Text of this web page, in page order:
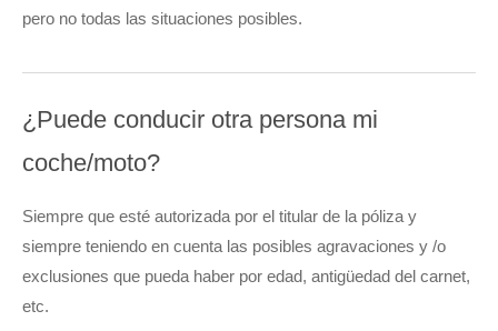
pero no todas las situaciones posibles.
¿Puede conducir otra persona mi
coche/moto?
Siempre que esté autorizada por el titular de la póliza y
siempre teniendo en cuenta las posibles agravaciones y /o
exclusiones que pueda haber por edad, antigüedad del carnet,
etc.